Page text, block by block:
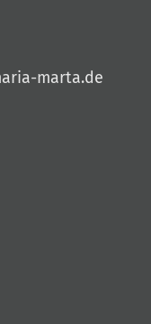
marta.de